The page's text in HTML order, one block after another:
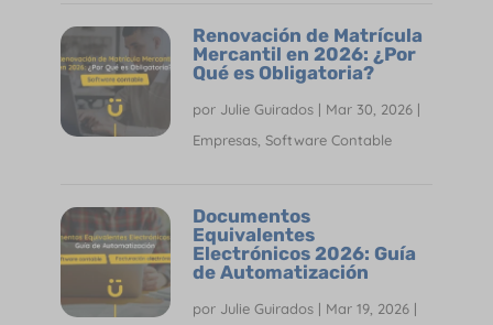
Renovación de Matrícula
Mercantil en 2026: ¿Por
Qué es Obligatoria?
por Julie Guirados| Mar 30, 2026|
Empresas, Software Contable
Documentos
Equivalentes
Electrónicos 2026: Guía
de Automatización
por Julie Guirados| Mar 19, 2026|